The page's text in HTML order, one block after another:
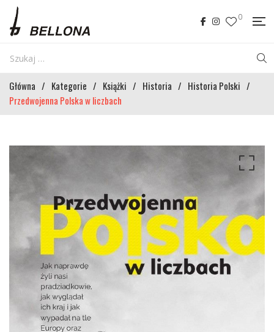
0
Główna / Kategorie / Książki / Historia / Historia Polski /
Przedwojenna Polska w liczbach